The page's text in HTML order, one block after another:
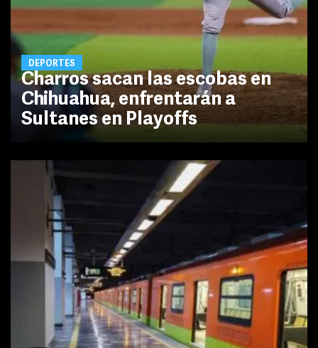
DEPORTES
Charros sacan las escobas en
Chihuahua, enfrentarán a
Sultanes en Playoffs